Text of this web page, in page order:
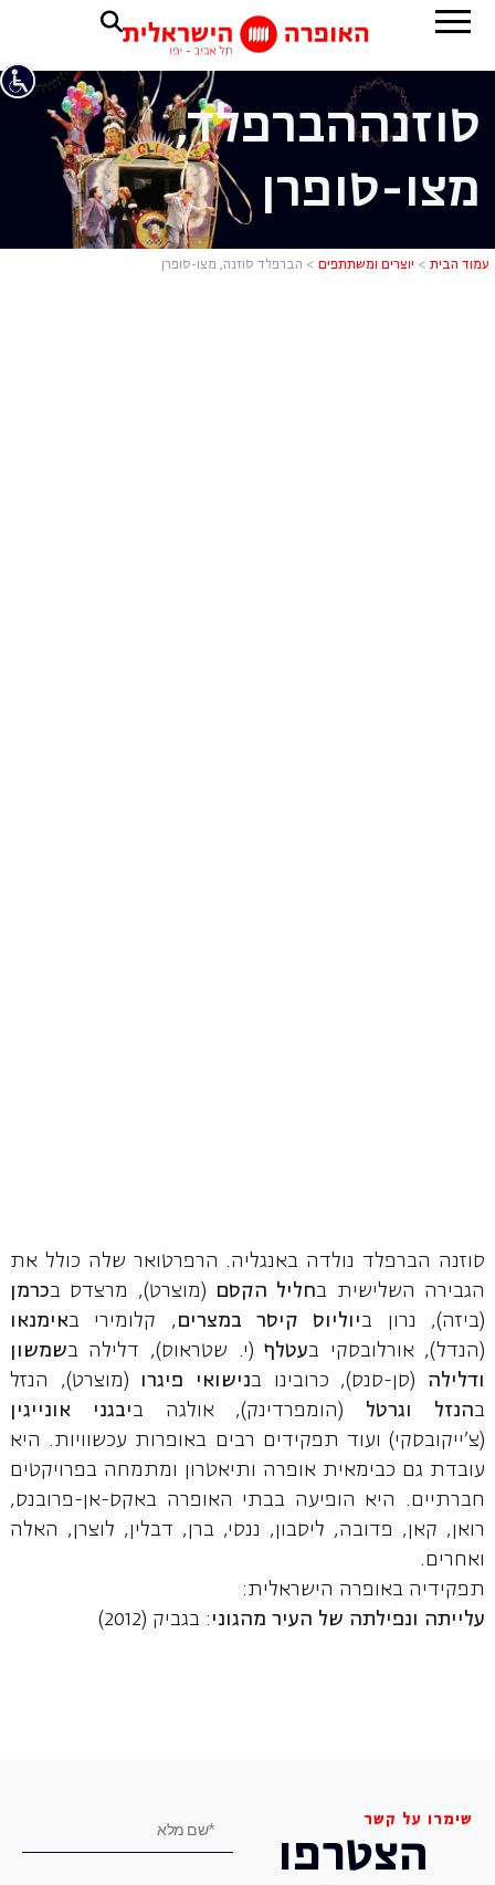
הברפלד
סוזנההברפלד,
מצו-סופרן
עמוד הבית > יוצרים ומשתתפים > הברפלד סוזנה, מצו-סופרן
סוזנה הברפלד נולדה באנגליה. הרפרטואר שלה כולל את
הגבירה השלישית בחליל הקסם (מוצרט), מרצדס בכרמן
(ביזה), נרון ביוליוס קיסר במצרים , קלומירי באימנאו
(הנדל), אורלובסקי בעטלף(י. שטראוס), דלילה בשמשון
ודלילה (סן-סנס), כרובינו בנישואי פיגרו (מוצרט), הנזל
בהנזל וגרטל (הומפרדינק), אולגה ביבגני אונייגין
(צ'ייקובסקי) ועוד תפקידים רבים באופרות עכשוויות. היא
עובדת גם כבימאית אופרה ותיאטרון ומתמחה בפרויקטים
חברתיים. היא הופיעה בבתי האופרה באקס-אן-פרובנס,
רואן, קאן, פדובה, ליסבון, ננסי, ברן, דבלין, לוצרן, האלה
ואחרים.
תפקידיה באופרה הישראלית:
עלייתה ונפילתה של העיר מהגוני : בגביק (2012)
שימרו על קשר
הצטרפו